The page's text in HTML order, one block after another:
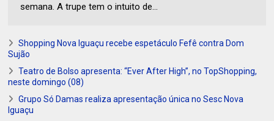
semana. A trupe tem o intuito de...
Shopping Nova Iguaçu recebe espetáculo Fefê contra Dom
Sujão
Teatro de Bolso apresenta: “Ever After High”, no TopShopping,
neste domingo (08)
Grupo Só Damas realiza apresentação única no Sesc Nova
Iguaçu